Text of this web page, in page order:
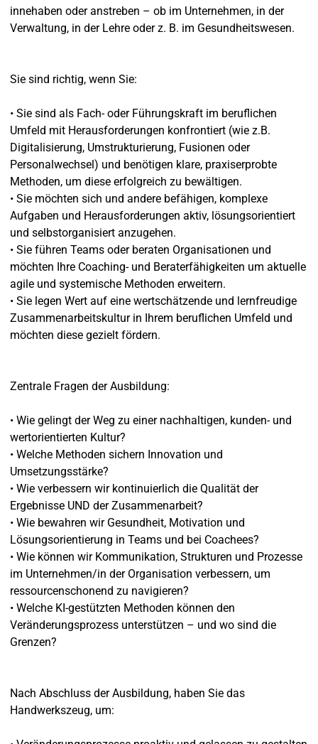
innehaben oder anstreben – ob im Unternehmen, in der
Verwaltung, in der Lehre oder z. B. im Gesundheitswesen.
Sie sind richtig, wenn Sie:
• Sie sind als Fach- oder Führungskraft im beruflichen
Umfeld mit Herausforderungen konfrontiert (wie z.B.
Digitalisierung, Umstrukturierung, Fusionen oder
Personalwechsel) und benötigen klare, praxiserprobte
Methoden, um diese erfolgreich zu bewältigen.
• Sie möchten sich und andere befähigen, komplexe
Aufgaben und Herausforderungen aktiv, lösungsorientiert
und selbstorganisiert anzugehen.
• Sie führen Teams oder beraten Organisationen und
möchten Ihre Coaching- und Beraterfähigkeiten um aktuelle
agile und systemische Methoden erweitern.
• Sie legen Wert auf eine wertschätzende und lernfreudige
Zusammenarbeitskultur in Ihrem beruflichen Umfeld und
möchten diese gezielt fördern.
Zentrale Fragen der Ausbildung:
• Wie gelingt der Weg zu einer nachhaltigen, kunden- und
wertorientierten Kultur?
• Welche Methoden sichern Innovation und
Umsetzungsstärke?
• Wie verbessern wir kontinuierlich die Qualität der
Ergebnisse UND der Zusammenarbeit?
• Wie bewahren wir Gesundheit, Motivation und
Lösungsorientierung in Teams und bei Coachees?
• Wie können wir Kommunikation, Strukturen und Prozesse
im Unternehmen/in der Organisation verbessern, um
ressourcenschonend zu navigieren?
• Welche KI-gestützten Methoden können den
Veränderungsprozess unterstützen – und wo sind die
Grenzen?
Nach Abschluss der Ausbildung, haben Sie das
Handwerkszeug, um: